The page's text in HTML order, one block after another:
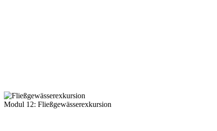
Modul 12: Fließgewässerexkursion